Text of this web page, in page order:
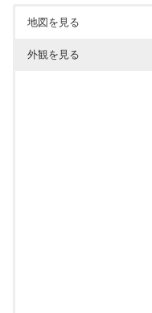
地図を見る
外観を見る